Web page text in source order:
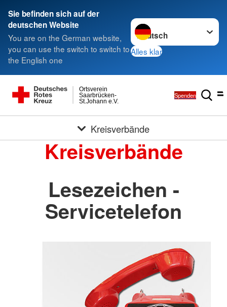
Sie befinden sich auf der
deutschen Website
You are on the German website,
you can use the switch to switch to
the English one
Sprache wechseln zu
Alles klar
St.Johann e.V.
Saarbrücken-
Ortsverein
Spenden
Kreisverbände
Kreisverbände
Lesezeichen -
Servicetelefon